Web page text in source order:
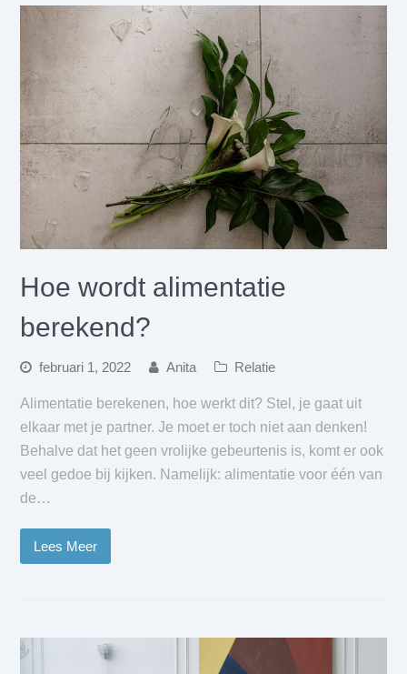
Hoe wordt alimentatie
berekend?
februari 1, 2022 Anita Relatie
Alimentatie berekenen, hoe werkt dit? Stel, je gaat uit
elkaar met je partner. Je moet er toch niet aan denken!
Behalve dat het geen vrolijke gebeurtenis is, komt er ook
veel gedoe bij kijken. Namelijk: alimentatie voor één van
de…
Lees Meer